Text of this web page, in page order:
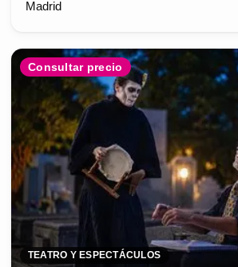
Madrid
Consultar precio
TEATRO Y ESPECTÁCULOS